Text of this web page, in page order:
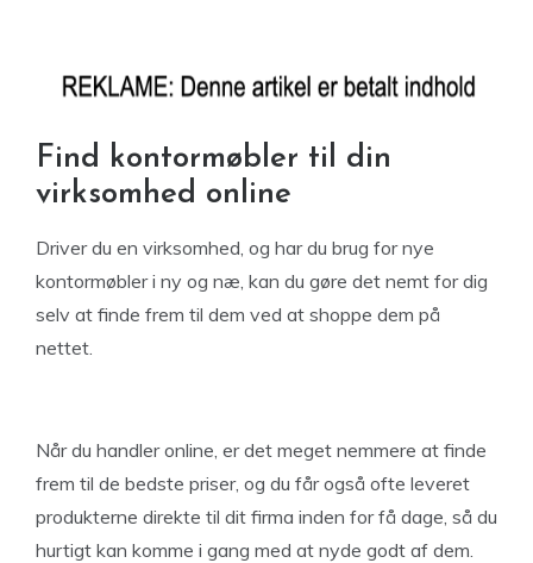
Find kontormøbler til din
virksomhed online
Driver du en virksomhed, og har du brug for nye
kontormøbler i ny og næ, kan du gøre det nemt for dig
selv at finde frem til dem ved at shoppe dem på
nettet.
Når du handler online, er det meget nemmere at finde
frem til de bedste priser, og du får også ofte leveret
produkterne direkte til dit firma inden for få dage, så du
hurtigt kan komme i gang med at nyde godt af dem.